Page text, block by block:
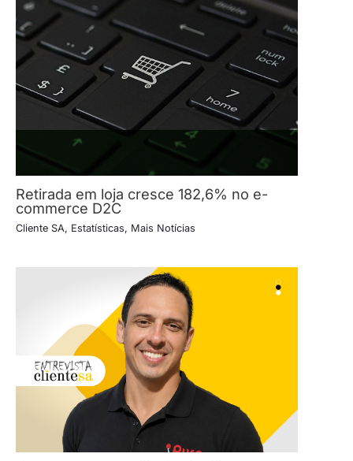
Retirada em loja cresce 182,6% no e-
commerce D2C
Cliente SA, Estatísticas, Mais Notícias